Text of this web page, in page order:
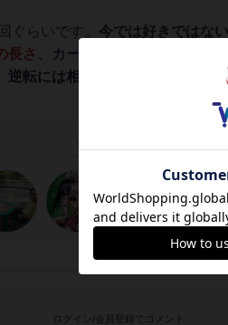
らいです。 今では好きではな
さ、
カード間のバランスが良く
逆転には相手のミスか不運を祈
ログイン/会員登録でコメント